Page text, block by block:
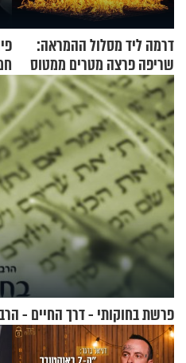
דרמה ליד מסלול ההמראה:
שריפה פרצה מטרים ממטוס
מלא בנוסעים
פרשת בחוקותי - דרך החיים -